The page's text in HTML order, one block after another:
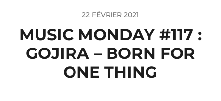
22 FÉVRIER 2021
MUSIC MONDAY #117 :
GOJIRA – BORN FOR
ONE THING